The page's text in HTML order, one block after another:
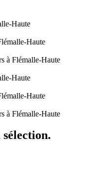
Haute
Haute
à Flémalle-Haute
Haute
Haute
à Flémalle-Haute